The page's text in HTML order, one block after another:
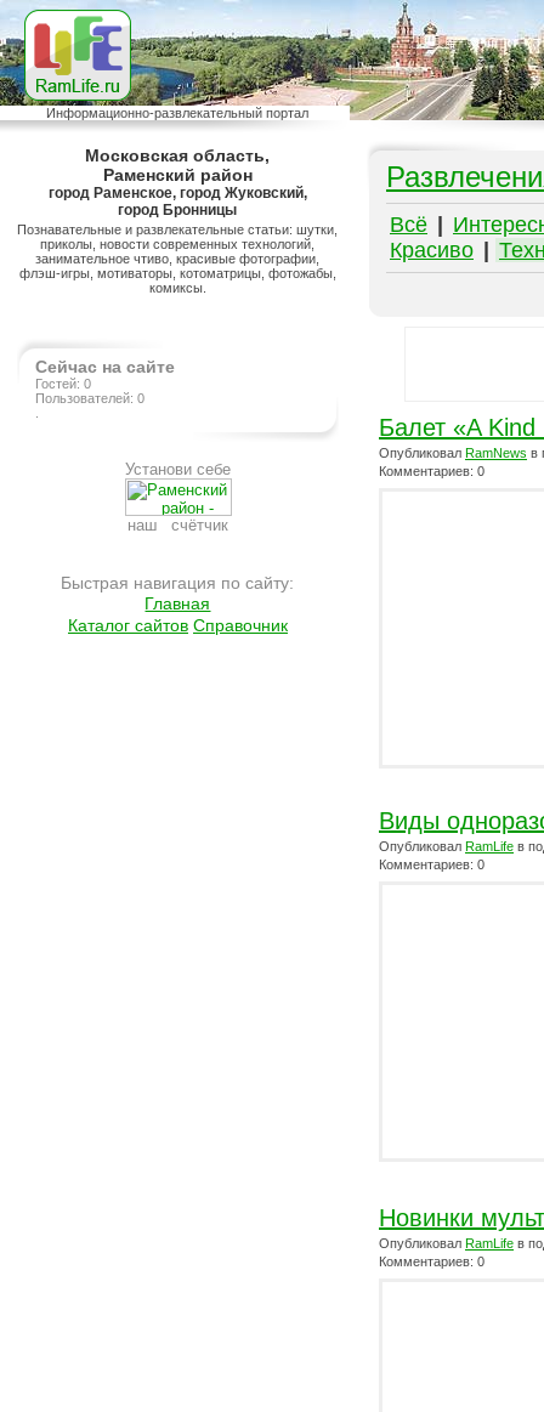
Информационно-развлекательный портал
Московская область,
Раменский район
город Раменское, город Жуковский,
город Бронницы
Познавательные и развлекательные статьи: шутки,
приколы, новости современных технологий,
занимательное чтиво, красивые фотографии,
флэш-игры, мотиваторы, котоматрицы, фотожабы,
комиксы.
Сейчас на сайте
Гостей: 0
Пользователей: 0
Установи себе
наш счётчик
Быстрая навигация по сайту:
Главная
Каталог сайтов Справочник
Всё
Красиво
Балет «A Kind
Опубликовал RamNews в
Комментариев: 0
Виды
Опубликовал RamLife в
Комментариев: 0
Новинки
Опубликовал RamLife в
Комментариев: 0